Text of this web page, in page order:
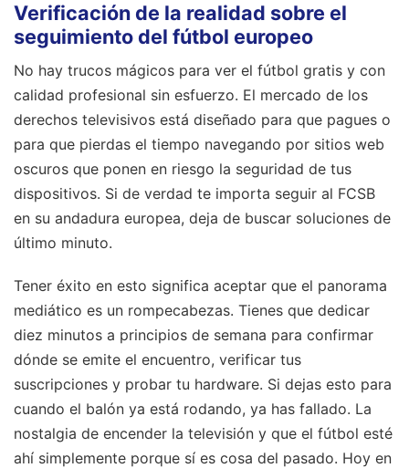
Verificación de la realidad sobre el
seguimiento del fútbol europeo
No hay trucos mágicos para ver el fútbol gratis y con
calidad profesional sin esfuerzo. El mercado de los
derechos televisivos está diseñado para que pagues o
para que pierdas el tiempo navegando por sitios web
oscuros que ponen en riesgo la seguridad de tus
dispositivos. Si de verdad te importa seguir al FCSB
en su andadura europea, deja de buscar soluciones de
último minuto.
Tener éxito en esto significa aceptar que el panorama
mediático es un rompecabezas. Tienes que dedicar
diez minutos a principios de semana para confirmar
dónde se emite el encuentro, verificar tus
suscripciones y probar tu hardware. Si dejas esto para
cuando el balón ya está rodando, ya has fallado. La
nostalgia de encender la televisión y que el fútbol esté
ahí simplemente porque sí es cosa del pasado. Hoy en